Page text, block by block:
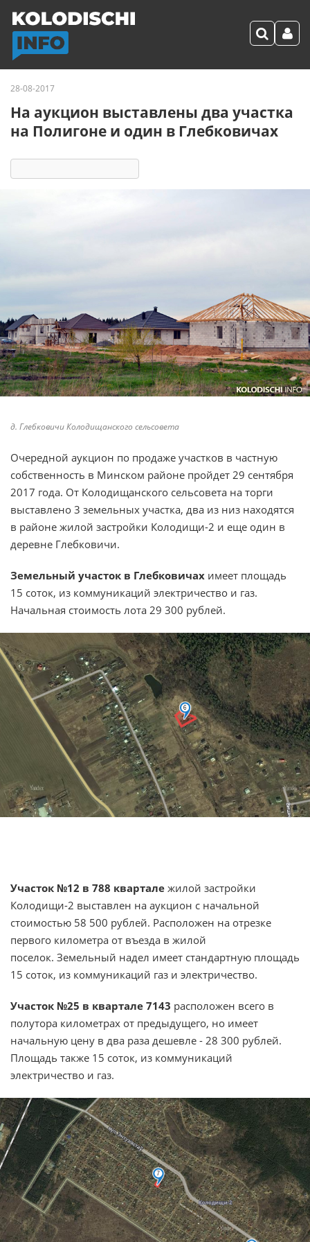
28-08-2017
На аукцион выставлены два участка
на Полигоне и один в Глебковичах
д. Глебковичи Колодищанского сельсовета
Очередной аукцион по продаже участков в частную
собственность в Минском районе пройдет 29 сентября
2017 года. От Колодищанского сельсовета на торги
выставлено 3 земельных участка, два из низ находятся
в районе жилой застройки Колодищи-2 и еще один в
деревне Глебковичи.
Земельный участок в Глебковичах имеет площадь
15 соток, из коммуникаций электричество и газ.
Начальная стоимость лота 29 300 рублей.
Участок №12 в 788 квартале жилой застройки
Колодищи-2 выставлен на аукцион с начальной
стоимостью 58 500 рублей. Расположен на отрезке
первого километра от въезда в жилой
поселок. Земельный надел имеет стандартную площадь
15 соток, из коммуникаций газ и электричество.
Участок №25 в квартале 7143 расположен всего в
полутора километрах от предыдущего, но имеет
начальную цену в два раза дешевле - 28 300 рублей.
Площадь также 15 соток, из коммуникаций
электричество и газ.